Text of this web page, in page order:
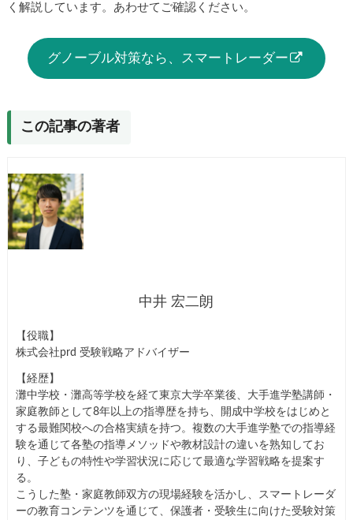
く解説しています。あわせてご確認ください。
グノーブル対策なら、スマートレーダー
この記事の著者
中井 宏二朗
【役職】
株式会社prd 受験戦略アドバイザー
【経歴】
灘中学校・灘高等学校を経て東京大学卒業後、大手進学塾講師・
家庭教師として8年以上の指導歴を持ち、開成中学校をはじめと
する最難関校への合格実績を持つ。複数の大手進学塾での指導経
験を通じて各塾の指導メソッドや教材設計の違いを熟知してお
り、子どもの特性や学習状況に応じて最適な学習戦略を提案す
る。
こうした塾・家庭教師双方の現場経験を活かし、スマートレーダ
ーの教育コンテンツを通じて、保護者・受験生に向けた受験対策